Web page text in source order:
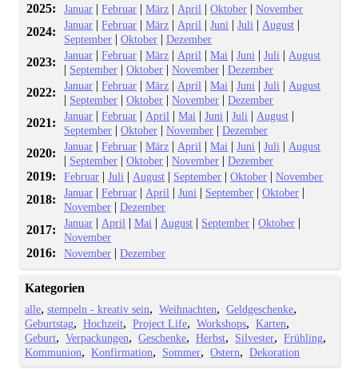
2025: Januar |Februar |März | April |Oktober |November
2024: Januar |Februar |März | April |Juni |Juli | August |
September |Oktober |Dezember
2023: Januar |Februar |März | April |Mai |Juni |Juli | August
| September |Oktober |November |Dezember
2022: Januar |Februar |März | April |Mai |Juni |Juli | August
| September |Oktober |November |Dezember
2021: Januar |Februar | April |Mai |Juni |Juli | August |
September |Oktober |November |Dezember
2020: Januar |Februar |März | April |Mai |Juni |Juli | August
| September |Oktober |November |Dezember
2019: Februar |Juli | August | September |Oktober |November
2018: Januar |Februar | April |Juni | September |Oktober |
November |Dezember
2017: Januar | April |Mai | August | September |Oktober |
November
2016: November |Dezember
Kategorien
alle stempeln - kreativ sein Weihnachten
Geldgeschenke
Geburtstag
Hochzeit Project Life Workshops
Karten
Geburt
Verpackungen Geschenke Herbst Silvester
Frühling
Kommunion
Konfirmation Sommer Ostern Dekoration